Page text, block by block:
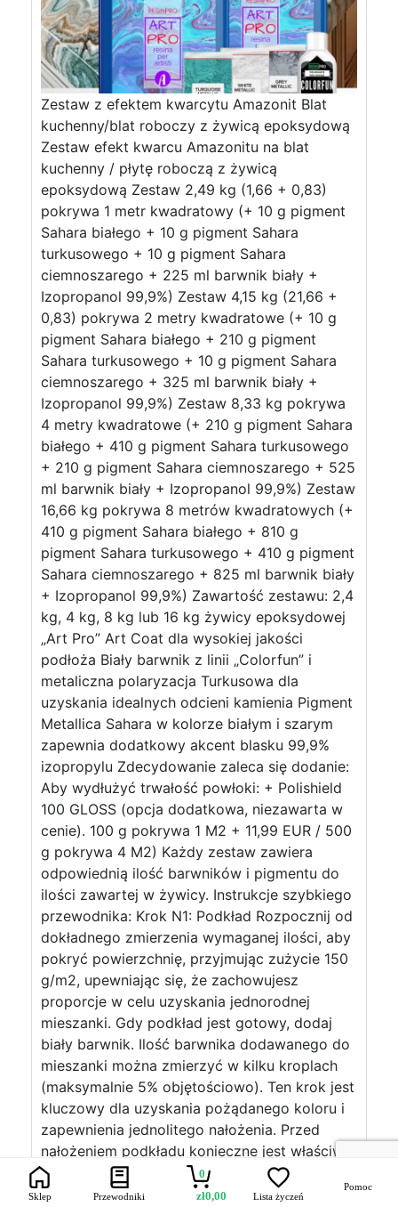
Zestaw z efektem kwarcytu Amazonit Blat
kuchenny/blat roboczy z żywicą epoksydową
Zestaw efekt kwarcu Amazonitu na blat
kuchenny / płytę roboczą z żywicą
epoksydową Zestaw 2,49 kg (1,66 + 0,83)
pokrywa 1 metr kwadratowy (+ 10 g pigment
Sahara białego + 10 g pigment Sahara
turkusowego + 10 g pigment Sahara
ciemnoszarego + 225 ml barwnik biały +
Izopropanol 99,9%) Zestaw 4,15 kg (21,66 +
0,83) pokrywa 2 metry kwadratowe (+ 10 g
pigment Sahara białego + 210 g pigment
Sahara turkusowego + 10 g pigment Sahara
ciemnoszarego + 325 ml barwnik biały +
Izopropanol 99,9%) Zestaw 8,33 kg pokrywa
4 metry kwadratowe (+ 210 g pigment Sahara
białego + 410 g pigment Sahara turkusowego
+ 210 g pigment Sahara ciemnoszarego + 525
ml barwnik biały + Izopropanol 99,9%) Zestaw
16,66 kg pokrywa 8 metrów kwadratowych (+
410 g pigment Sahara białego + 810 g
pigment Sahara turkusowego + 410 g pigment
Sahara ciemnoszarego + 825 ml barwnik biały
+ Izopropanol 99,9%) Zawartość zestawu: 2,4
kg, 4 kg, 8 kg lub 16 kg żywicy epoksydowej
„Art Pro” Art Coat dla wysokiej jakości
podłoża Biały barwnik z linii „Colorfun” i
metaliczna polaryzacja Turkusowa dla
uzyskania idealnych odcieni kamienia Pigment
Metallica Sahara w kolorze białym i szarym
zapewnia dodatkowy akcent blasku 99,9%
izopropylu Zdecydowanie zaleca się dodanie:
Aby wydłużyć trwałość powłoki: + Polishield
100 GLOSS (opcja dodatkowa, niezawarta w
cenie). 100 g pokrywa 1 M2 + 11,99 EUR / 500
g pokrywa 4 M2) Każdy zestaw zawiera
odpowiednią ilość barwników i pigmentu do
ilości zawartej w żywicy. Instrukcje szybkiego
przewodnika: Krok N1: Podkład Rozpocznij od
dokładnego zmierzenia wymaganej ilości, aby
pokryć powierzchnię, przyjmując zużycie 150
g/m2, upewniając się, że zachowujesz
proporcje w celu uzyskania jednorodnej
mieszanki. Gdy podkład jest gotowy, dodaj
biały barwnik. Ilość barwnika dodawanego do
mieszanki można zmierzyć w kilku kroplach
(maksymalnie 5% objętościowo). Ten krok jest
kluczowy dla uzyskania pożądanego koloru i
zapewnienia jednolitego nałożenia. Przed
nałożeniem podkładu konieczne jest właściwe
przygotowanie powierzchni przeznaczonej do
obróbki. Upewnij się, że jest całkowicie
Sklep Przewodniki
0
zł0,00 Lista życzeń
Pomoc